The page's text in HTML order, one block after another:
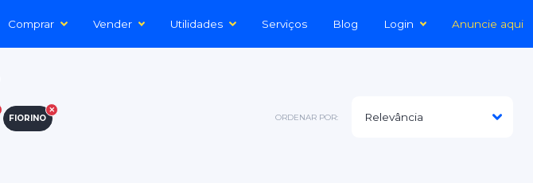
Comprar Vender Utilidades Serviços Blog Login Anuncie aqui
FIORINO ORDENAR POR: